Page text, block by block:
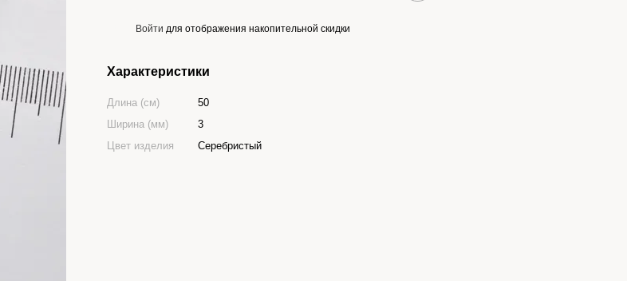
Войти для отображения накопительной скидки
Характеристики
Длина (см)
50
Ширина (мм)
3
Цвет изделия
Серебристый